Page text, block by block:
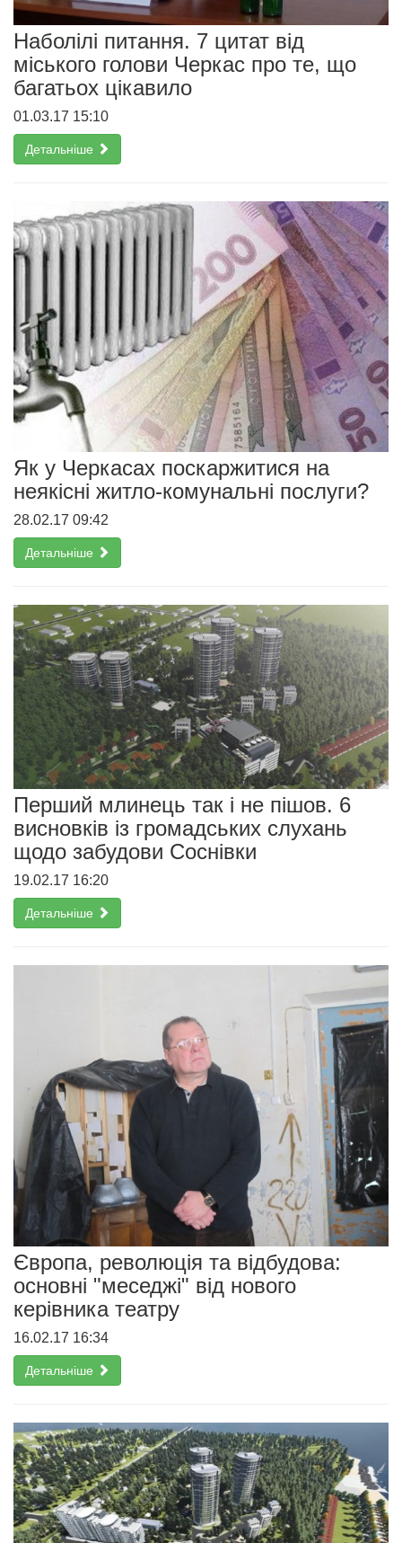
Наболілі питання. 7 цитат від
міського голови Черкас про те, що
багатьох цікавило
01.03.17 15:10
Детальніше
Як у Черкасах поскаржитися на
неякісні житло-комунальні послуги?
28.02.17 09:42
Детальніше
Перший млинець так і не пішов. 6
висновків із громадських слухань
щодо забудови Соснівки
19.02.17 16:20
Детальніше
Європа, революція та відбудова:
основні "меседжі" від нового
керівника театру
16.02.17 16:34
Детальніше